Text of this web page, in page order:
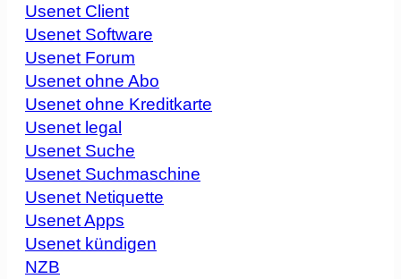
Usenet Client
Usenet Software
Usenet Forum
Usenet ohne Abo
Usenet ohne Kreditkarte
Usenet legal
Usenet Suche
Usenet Suchmaschine
Usenet Netiquette
Usenet Apps
Usenet kündigen
NZB